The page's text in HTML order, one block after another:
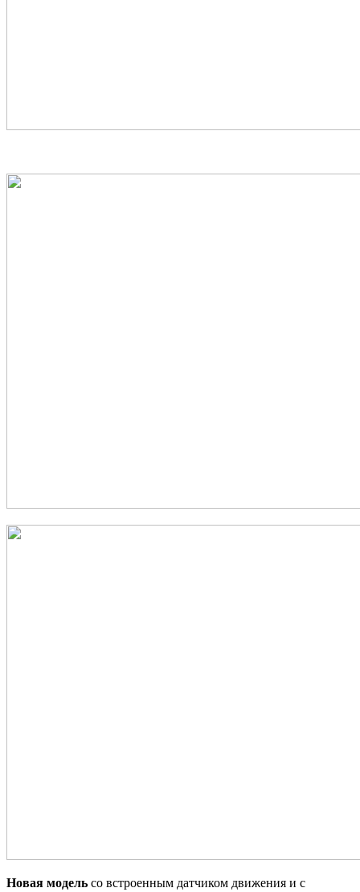
Новая модель со встроенным датчиком движения и с